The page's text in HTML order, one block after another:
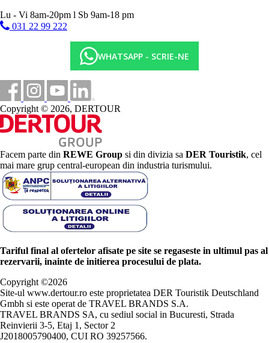
Lu - Vi 8am-20pm l Sb 9am-18 pm
031 22 99 222
WHATSAPP - SCRIE-NE
Copyright © 2026, DERTOUR
Facem parte din REWE Group si din divizia sa DER Touristik, cel
mai mare grup central-european din industria turismului.
Tariful final al ofertelor afisate pe site se regaseste in ultimul pas al
rezervarii, inainte de initierea procesului de plata.
Copyright ©2026
Site-ul www.dertour.ro este proprietatea DER Touristik Deutschland
Gmbh si este operat de TRAVEL BRANDS S.A.
TRAVEL BRANDS SA, cu sediul social in Bucuresti, Strada
Reinvierii 3-5, Etaj 1, Sector 2
J2018005790400, CUI RO 39257566.